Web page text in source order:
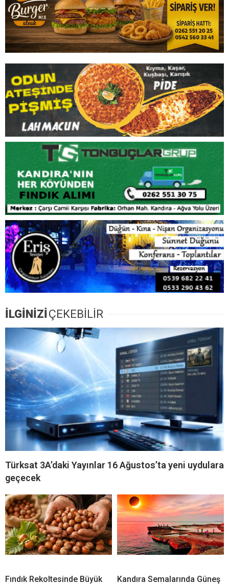
İLGİNİZİ ÇEKEBİLİR
Türksat 3A’daki Yayınlar 16 Ağustos’ta yeni uydulara
geçecek
Fındık Rekoltesinde Büyük Kandıra Semalarında Güneş